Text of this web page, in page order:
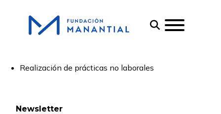
Realización de prácticas no laborales
Newsletter